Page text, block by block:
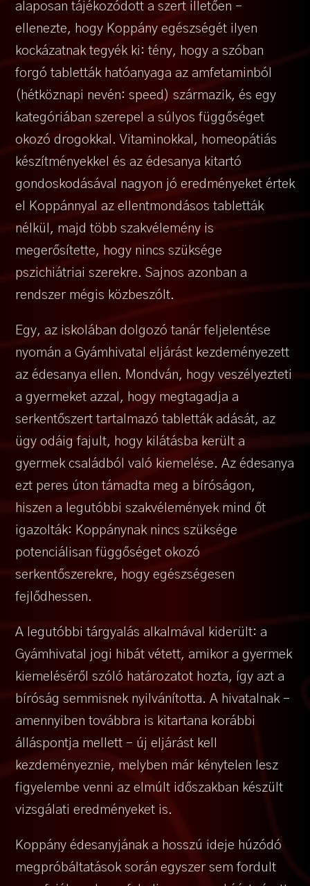
alaposan tájékozódott a szert illetően –
ellenezte, hogy Koppány egészségét ilyen
kockázatnak tegyék ki: tény, hogy a szóban
forgó tabletták hatóanyaga az amfetaminból
(hétköznapi nevén: speed) származik, és egy
kategóriában szerepel a súlyos függőséget
okozó drogokkal. Vitaminokkal, homeopátiás
készítményekkel és az édesanya kitartó
gondoskodásával nagyon jó eredményeket értek
el Koppánnyal az ellentmondásos tabletták
nélkül, majd több szakvélemény is
megerősítette, hogy nincs szüksége
pszichiátriai szerekre. Sajnos azonban a
rendszer mégis közbeszólt.
Egy, az iskolában dolgozó tanár feljelentése
nyomán a Gyámhivatal eljárást kezdeményezett
az édesanya ellen. Mondván, hogy veszélyezteti
a gyermeket azzal, hogy megtagadja a
serkentőszert tartalmazó tabletták adását, az
ügy odáig fajult, hogy kilátásba került a
gyermek családból való kiemelése. Az édesanya
ezt peres úton támadta meg a bíróságon,
hiszen a legutóbbi szakvélemények mind őt
igazolták: Koppánynak nincs szüksége
potenciálisan függőséget okozó
serkentőszerekre, hogy egészségesen
fejlődhessen.
A legutóbbi tárgyalás alkalmával kiderült: a
Gyámhivatal jogi hibát vétett, amikor a gyermek
kiemeléséről szóló határozatot hozta, így azt a
bíróság semmisnek nyilvánította. A hivatalnak –
amennyiben továbbra is kitartana korábbi
álláspontja mellett – új eljárást kell
kezdeményeznie, melyben már kénytelen lesz
figyelembe venni az elmúlt időszakban készült
vizsgálati eredményeket is.
Koppány édesanyjának a hosszú ideje húzódó
megpróbáltatások során egyszer sem fordult